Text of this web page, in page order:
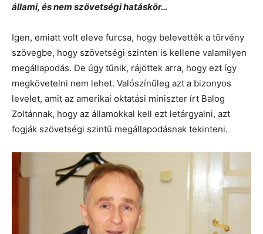
állami, és nem szövetségi hatáskör…
Igen, emiatt volt eleve furcsa, hogy belevették a törvény
szövegbe, hogy szövetségi szinten is kellene valamilyen
megállapodás. De úgy tűnik, rájöttek arra, hogy ezt így
megkövetelni nem lehet. Valószínűleg azt a bizonyos
levelet, amit az amerikai oktatási miniszter írt Balog
Zoltánnak, hogy az államokkal kell ezt letárgyalni, azt
fogják szövetségi szintű megállapodásnak tekinteni.